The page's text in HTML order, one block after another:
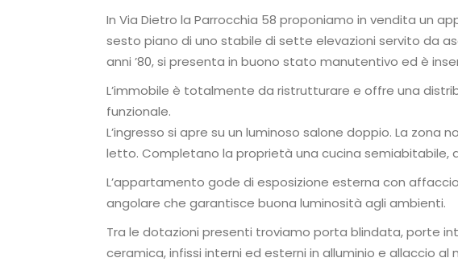
In Via Dietro la Parrocchia 58 proponiamo in vendita un
sesto piano di uno stabile di sette elevazioni servito da
anni ’80, si presenta in buono stato manutentivo ed è
L’immobile è totalmente da ristrutturare e offre una
funzionale.
L’ingresso si apre su un luminoso salone doppio. La
letto. Completano la proprietà una cucina semiabitabile,
L’appartamento gode di esposizione esterna con
angolare che garantisce buona luminosità agli ambienti.
Tra le dotazioni presenti troviamo porta blindata, porte
ceramica, infissi interni ed esterni in alluminio e allaccio al